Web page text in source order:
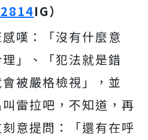
IG）
嘆：「沒有什麼意
」、「犯法就是錯
被嚴格檢視」，並
雷拉吧，不知道，再
意提問：「還有在呼